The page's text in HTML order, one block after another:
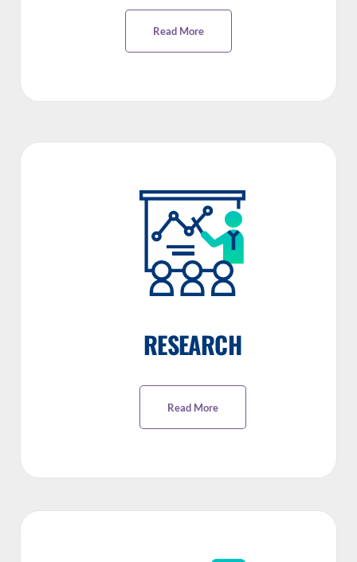
Read More
RESEARCH
Read More